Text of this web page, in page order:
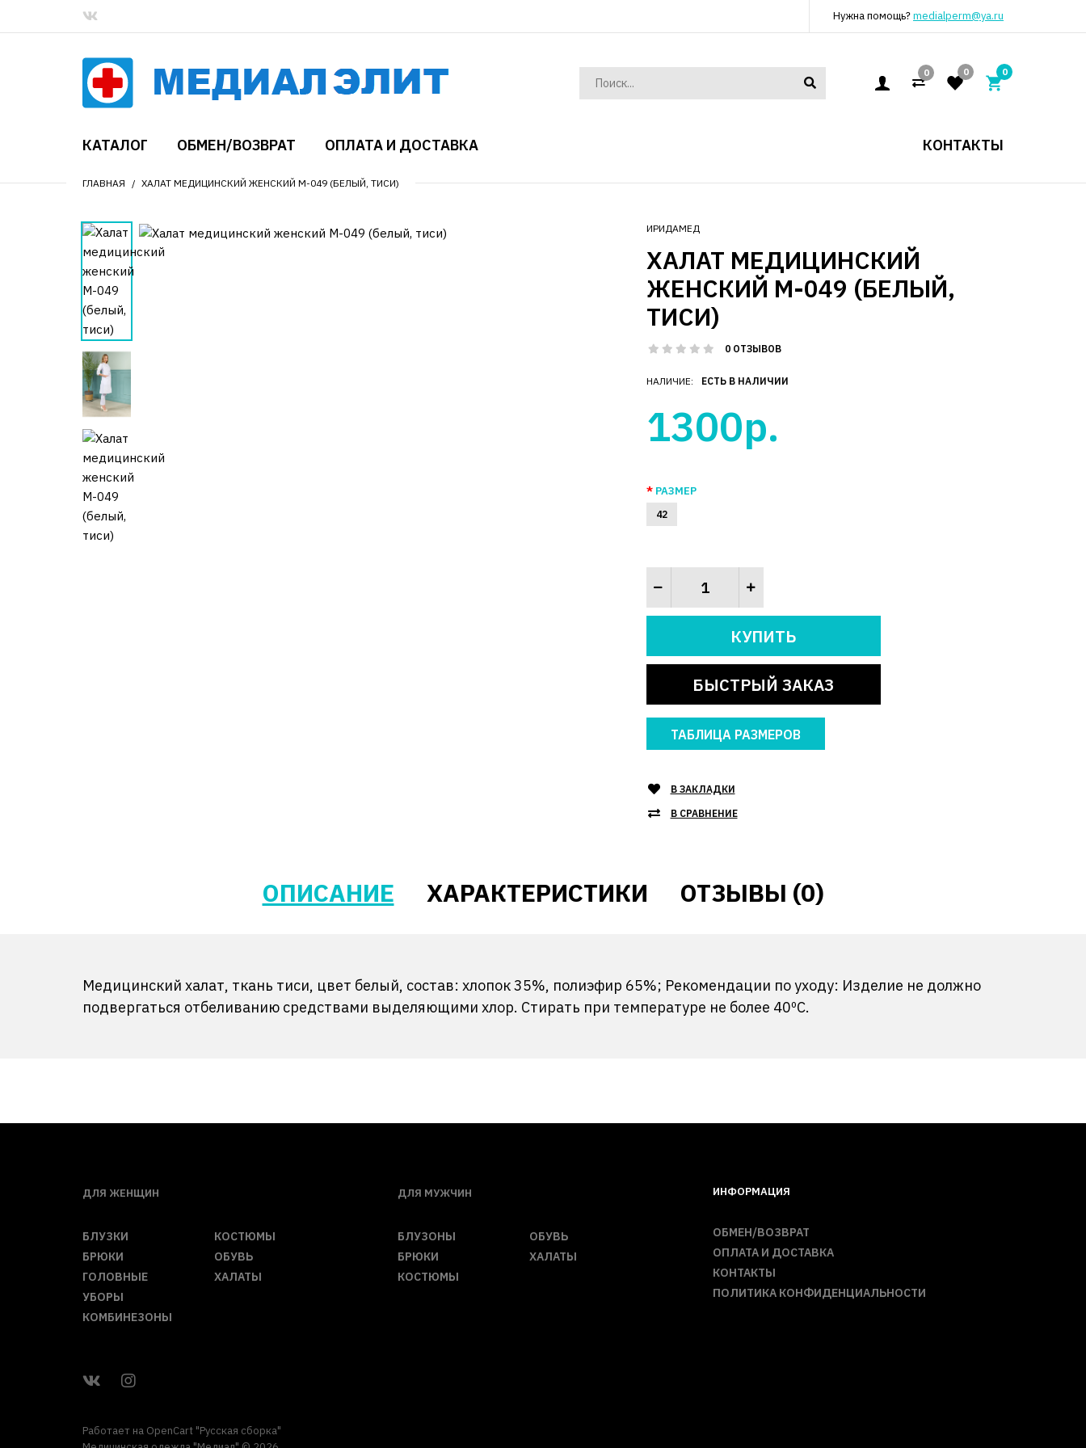
Нужна помощь?medialperm@ya.ru
0 0 0
КАТАЛОГ ОБМЕН/ВОЗВРАТ ОПЛАТА И ДОСТАВКА КОНТАКТЫ
ГЛАВНАЯ ХАЛАТ МЕДИЦИНСКИЙ ЖЕНСКИЙ М-049 (БЕЛЫЙ, ТИСИ)
ИРИДАМЕД
ХАЛАТ МЕДИЦИНСКИЙ
ЖЕНСКИЙ М-049 (БЕЛЫЙ,
ТИСИ)
0 ОТЗЫВОВ
НАЛИЧИЕ: ЕСТЬ В НАЛИЧИИ
1300р.
РАЗМЕР
42
БЫСТРЫЙ ЗАКАЗ
ТАБЛИЦА РАЗМЕРОВ
В ЗАКЛАДКИ
В СРАВНЕНИЕ
ОПИСАНИЕ ХАРАКТЕРИСТИКИ ОТЗЫВЫ (0)
Медицинский халат, ткань тиси, цвет белый, состав: хлопок 35%, полиэфир 65%; Рекомендации по уходу: Изделие не должно
подвергаться отбеливанию средствами выделяющими хлор. Стирать при температуре не более 40ºС.
ДЛЯ ЖЕНЩИН
БЛУЗКИ
БРЮКИ
ГОЛОВНЫЕ
УБОРЫ
КОМБИНЕЗОНЫ
КОСТЮМЫ
ОБУВЬ
ХАЛАТЫ
ДЛЯ МУЖЧИН
БЛУЗОНЫ
БРЮКИ
КОСТЮМЫ
ОБУВЬ
ХАЛАТЫ
ИНФОРМАЦИЯ
ОБМЕН/ВОЗВРАТ
ОПЛАТА И ДОСТАВКА
КОНТАКТЫ
ПОЛИТИКА КОНФИДЕНЦИАЛЬНОСТИ
Работает на OpenCart "Русская сборка"